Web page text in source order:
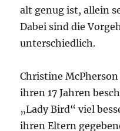
alt genug ist, allein
Dabei sind die
unterschiedlich.
Christine
ihren 17 Jahren
„Lady Bird“ viel
ihren Eltern